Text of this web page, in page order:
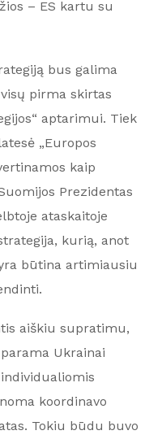
– ES kartu su
bus galima
pirma skirtas
aptarimui. Tiek
„Europos
kaip
Prezidentas
ataskaitoje
kurią, anot
būtina artimiausiu
aiškiu supratimu,
Ukrainai
koordinavo
Tokiu būdu buvo